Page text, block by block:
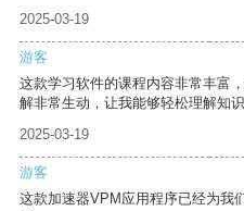
2025-03-19
游客
这款学习软件的课程内容非常丰富
解非常生动，让我能够轻松理解知识
2025-03-19
游客
这款加速器VPM应用程序已经为我